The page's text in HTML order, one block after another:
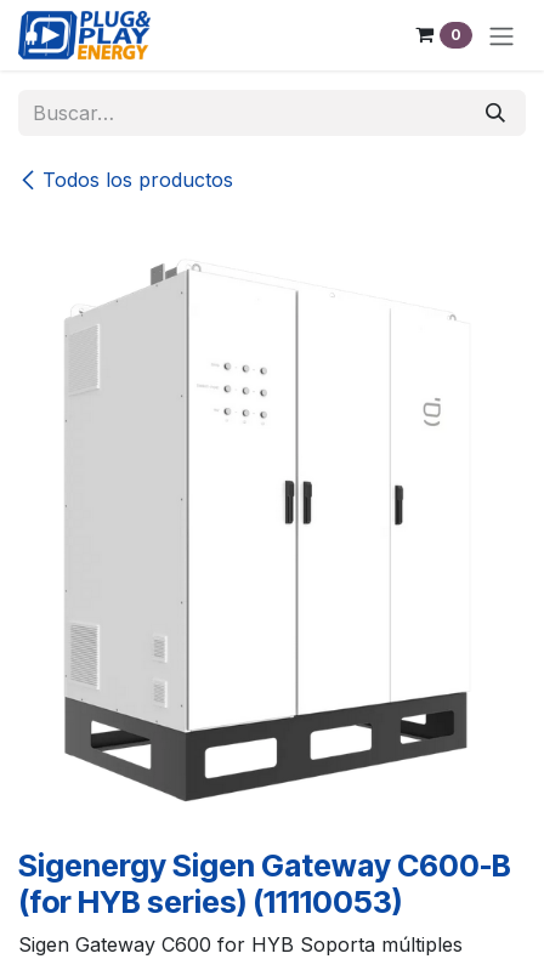
Ir al contenido
0
Todos los productos
Sigenergy Sigen Gateway C600-B
(for HYB series) (11110053)
Sigen Gateway C600 for HYB Soporta múltiples